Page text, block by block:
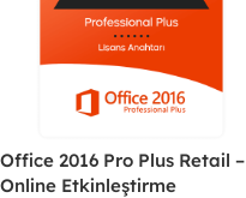
Office 2016 Pro Plus Retail –
Online Etkinleştirme